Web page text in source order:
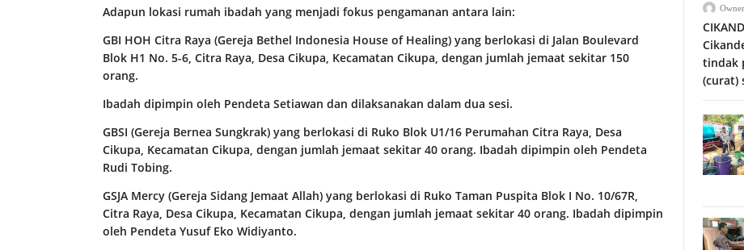
Adapun lokasi rumah ibadah yang menjadi fokus pengamanan antara lain:
GBI HOH Citra Raya (Gereja Bethel Indonesia House of Healing) yang berlokasi di Jalan Boulevard
Blok H1 No. 5-6, Citra Raya, Desa Cikupa, Kecamatan Cikupa, dengan jumlah jemaat sekitar 150
orang.
Ibadah dipimpin oleh Pendeta Setiawan dan dilaksanakan dalam dua sesi.
GBSI (Gereja Bernea Sungkrak) yang berlokasi di Ruko Blok U1/16 Perumahan Citra Raya, Desa
Cikupa, Kecamatan Cikupa, dengan jumlah jemaat sekitar 40 orang. Ibadah dipimpin oleh Pendeta
Rudi Tobing.
GSJA Mercy (Gereja Sidang Jemaat Allah) yang berlokasi di Ruko Taman Puspita Blok I No. 10/67R,
Citra Raya, Desa Cikupa, Kecamatan Cikupa, dengan jumlah jemaat sekitar 40 orang. Ibadah dipimpin
oleh Pendeta Yusuf Eko Widiyanto.
Owner
tindak
(curat)